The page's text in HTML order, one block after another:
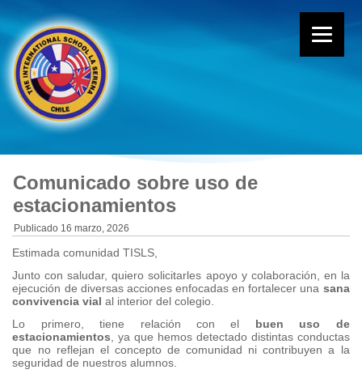
Comunicado sobre uso de
estacionamientos
Publicado 16 marzo, 2026
Estimada comunidad TISLS,
Junto con saludar, quiero solicitarles apoyo y colaboración, en la
ejecución de diversas acciones enfocadas en fortalecer una sana
convivencia vialal interior del colegio.
Lo primero, tiene relación con el buen uso de
estacionamientos, ya que hemos detectado distintas conductas
que no reflejan el concepto de comunidad ni contribuyen a la
seguridad de nuestros alumnos.